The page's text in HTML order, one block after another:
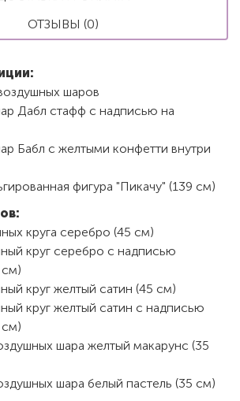
ОТЗЫВЫ (0)
шаров
Дабл стафф с надписью на
Бабл с желтыми конфетти внутри
фигура "Пикачу" (139 см)
круга серебро (45 см)
круг серебро с надписью
круг желтый сатин (45 см)
круг желтый сатин с надписью
шара желтый макарунс (35
шара белый пастель (35 см)